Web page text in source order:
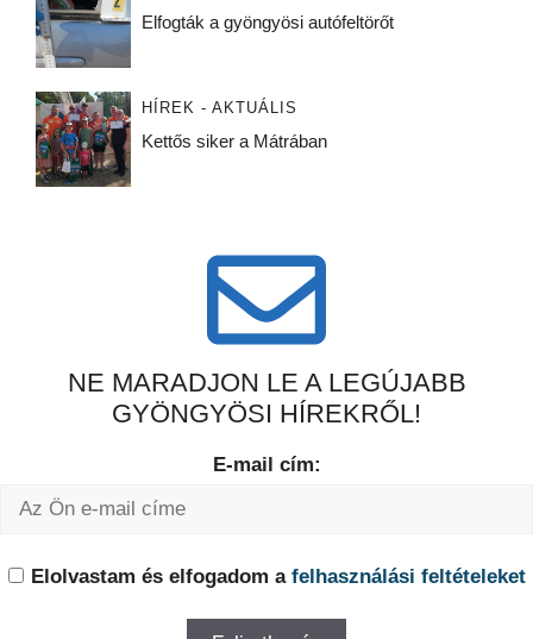
Elfogták a gyöngyösi autófeltörőt
HÍREK - AKTUÁLIS
Kettős siker a Mátrában
NE MARADJON LE A LEGÚJABB
GYÖNGYÖSI HÍREKRŐL!
E-mail cím:
Elolvastam és elfogadom a felhasználási feltételeket